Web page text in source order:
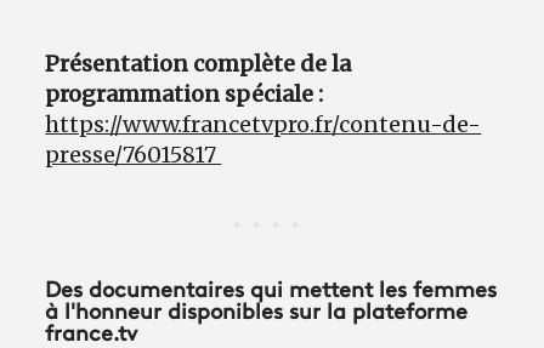
Présentation complète de la
programmation spéciale :
https://www.francetvpro.fr/contenu-de-
presse/76015817
Des documentaires qui mettent les femmes
à l'honneur disponibles sur la plateforme
france.tv